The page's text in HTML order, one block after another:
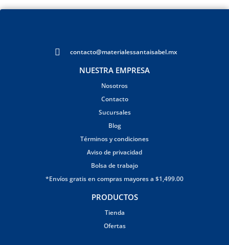
contacto@materialessantaisabel.mx
NUESTRA EMPRESA
Nosotros
Contacto
Sucursales
Blog
Términos y condiciones
Aviso de privacidad
Bolsa de trabajo
*Envíos gratis en compras mayores a $1,499.00
PRODUCTOS
Tienda
Ofertas